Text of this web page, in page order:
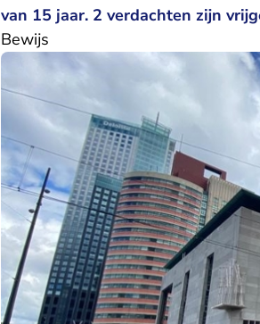
van 15 jaar. 2 verdachten zijn
Bewijs